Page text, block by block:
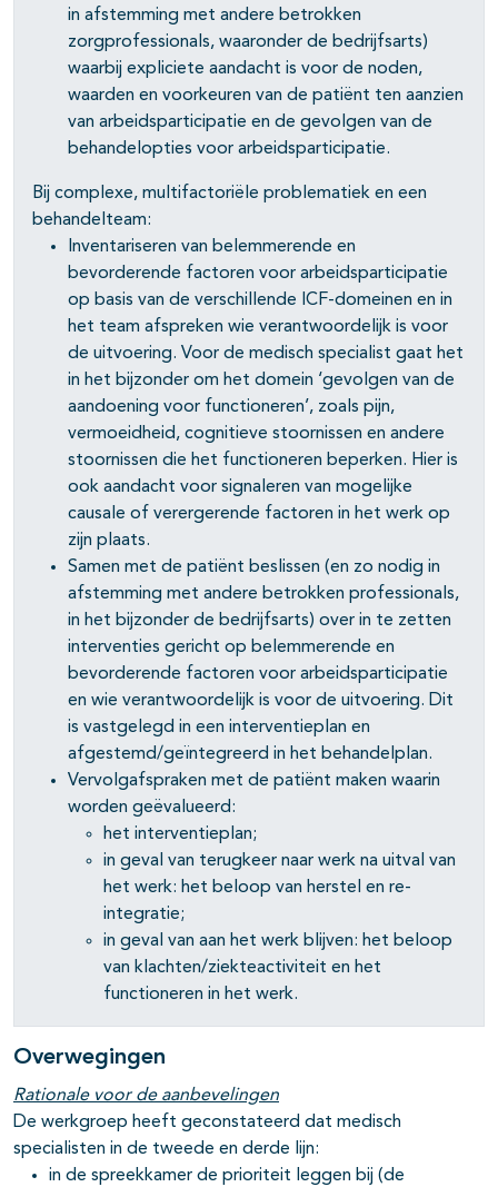
in afstemming met andere betrokken
zorgprofessionals, waaronder de bedrijfsarts)
waarbij expliciete aandacht is voor de noden,
waarden en voorkeuren van de patiënt ten aanzien
van arbeidsparticipatie en de gevolgen van de
behandelopties voor arbeidsparticipatie.
Bij complexe, multifactoriële problematiek en een
behandelteam:
Inventariseren van belemmerende en
bevorderende factoren voor arbeidsparticipatie
op basis van de verschillende ICF-domeinen en in
het team afspreken wie verantwoordelijk is voor
de uitvoering. Voor de medisch specialist gaat het
in het bijzonder om het domein ‘gevolgen van de
aandoening voor functioneren’, zoals pijn,
vermoeidheid, cognitieve stoornissen en andere
stoornissen die het functioneren beperken. Hier is
ook aandacht voor signaleren van mogelijke
causale of verergerende factoren in het werk op
zijn plaats.
Samen met de patiënt beslissen (en zo nodig in
afstemming met andere betrokken professionals,
in het bijzonder de bedrijfsarts) over in te zetten
interventies gericht op belemmerende en
bevorderende factoren voor arbeidsparticipatie
en wie verantwoordelijk is voor de uitvoering. Dit
is vastgelegd in een interventieplan en
afgestemd/geïntegreerd in het behandelplan.
Vervolgafspraken met de patiënt maken waarin
worden geëvalueerd:
het interventieplan;
in geval van terugkeer naar werk na uitval van
het werk: het beloop van herstel en re-
integratie;
in geval van aan het werk blijven: het beloop
van klachten/ziekteactiviteit en het
functioneren in het werk.
Overwegingen
Rationale voor de aanbevelingen
De werkgroep heeft geconstateerd dat medisch
specialisten in de tweede en derde lijn:
in de spreekkamer de prioriteit leggen bij (de